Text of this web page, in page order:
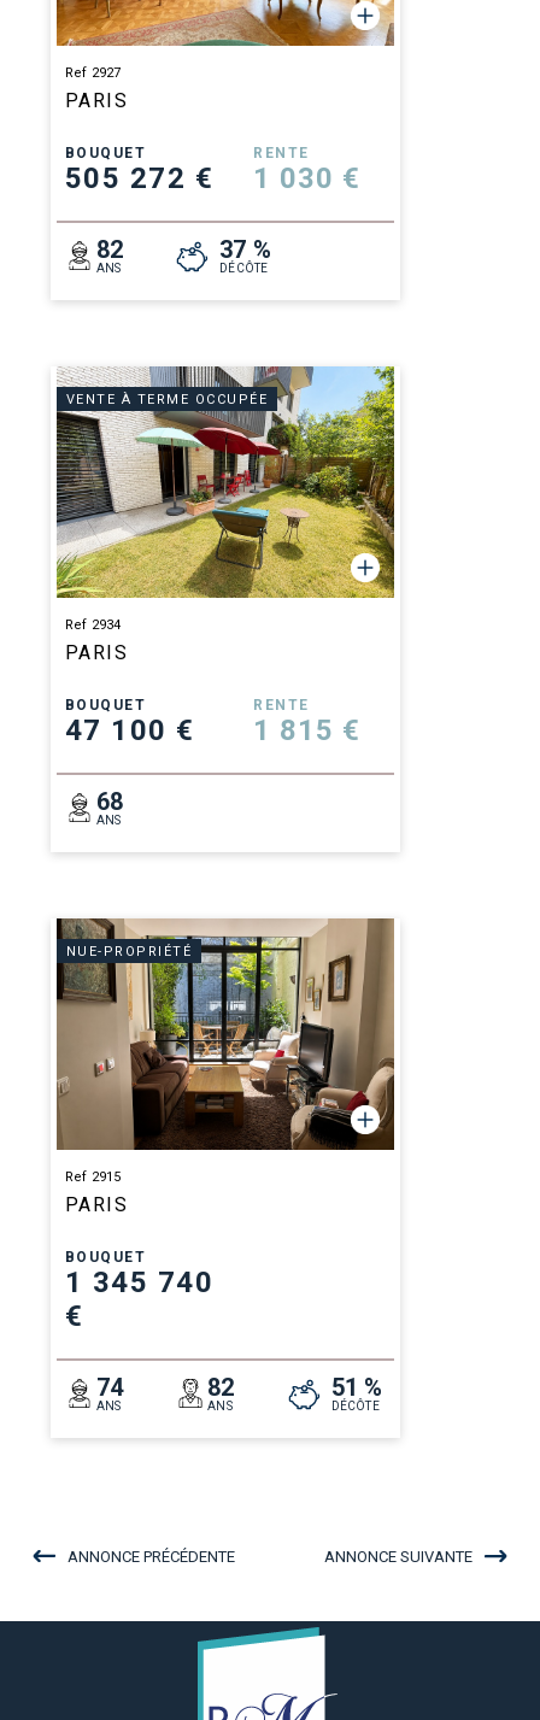
Ref 2927
PARIS
BOUQUET
505 272 €
RENTE
1 030 €
82
ANS
37 %
DÉCÔTE
VENTE À TERME OCCUPÉE
Ref 2934
PARIS
BOUQUET
47 100 €
RENTE
1 815 €
68
ANS
NUE-PROPRIÉTÉ
Ref 2915
PARIS
BOUQUET
1 345 740
€
74
ANS
82
ANS
51 %
DÉCÔTE
ANNONCE PRÉCÉDENTE ANNONCE SUIVANTE